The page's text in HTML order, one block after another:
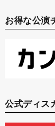
お得な公演
公式ディス